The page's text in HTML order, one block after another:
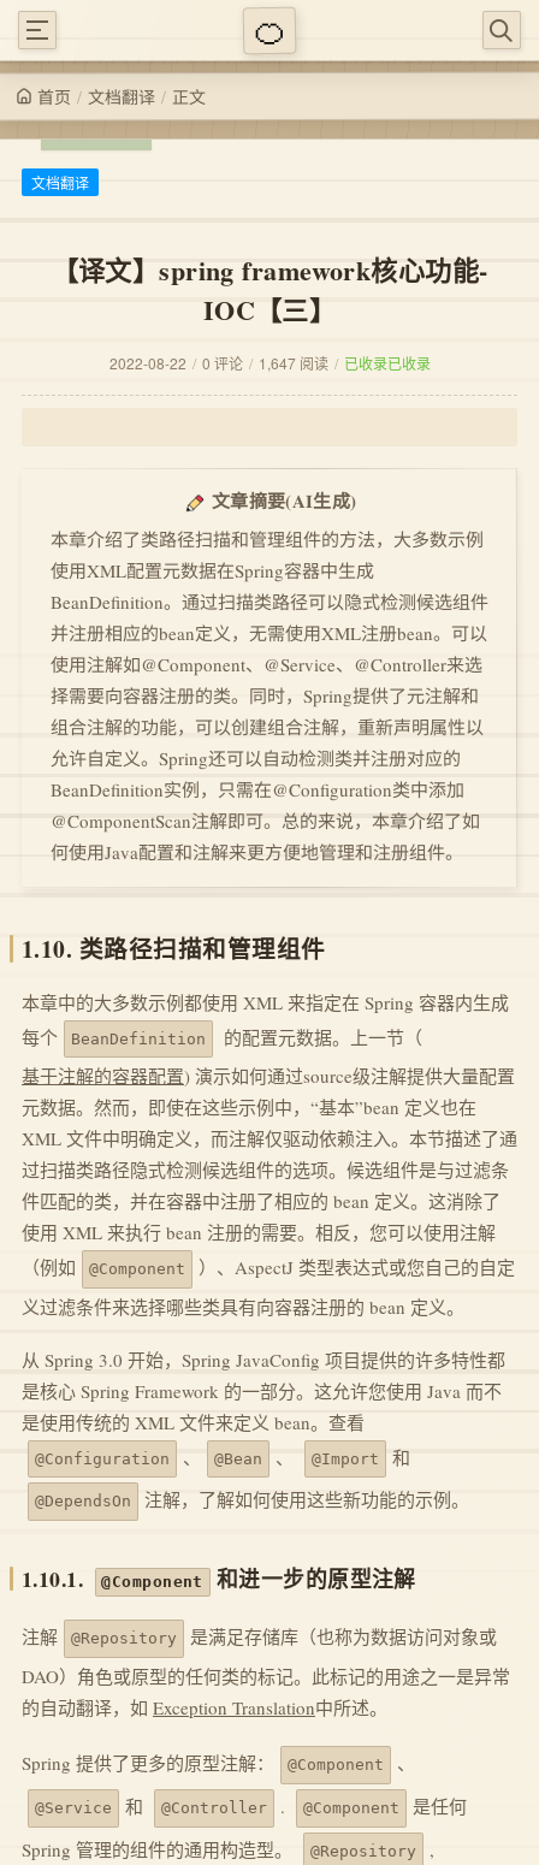
首页 / 文档翻译 / 正文
文档翻译
【译文】spring framework核心功能-
IOC【三】
2022-08-22 / 0 评论 / 1,647 阅读 / 已收录已收录
文章摘要(AI生成)
本章介绍了类路径扫描和管理组件的方法，大多数示例
使用XML配置元数据在Spring容器中生成
BeanDefinition。通过扫描类路径可以隐式检测候选组件
并注册相应的bean定义，无需使用XML注册bean。可以
使用注解如@Component、@Service、@Controller来选
择需要向容器注册的类。同时，Spring提供了元注解和
组合注解的功能，可以创建组合注解，重新声明属性以
允许自定义。Spring还可以自动检测类并注册对应的
BeanDefinition实例，只需在@Configuration类中添加
@ComponentScan注解即可。总的来说，本章介绍了如
何使用Java配置和注解来更方便地管理和注册组件。
1.10. 类路径扫描和管理组件
本章中的大多数示例都使用 XML 来指定在 Spring 容器内生成
每个
BeanDefinition
的配置元数据。上一节（
基于注解的容器配置) 演示如何通过source级注解提供大量配置
元数据。然而，即使在这些示例中，“基本”bean 定义也在
XML 文件中明确定义，而注解仅驱动依赖注入。本节描述了通
过扫描类路径隐式检测候选组件的选项。候选组件是与过滤条
件匹配的类，并在容器中注册了相应的 bean 定义。这消除了
使用 XML 来执行 bean 注册的需要。相反，您可以使用注解
（例如
@Component
）、AspectJ 类型表达式或您自己的自定
义过滤条件来选择哪些类具有向容器注册的 bean 定义。
从 Spring 3.0 开始，Spring JavaConfig 项目提供的许多特性都
是核心 Spring Framework 的一部分。这允许您使用 Java 而不
是使用传统的 XML 文件来定义 bean。查看
@Configuration 、 @Bean 、 @Import 和
@DependsOn 注解，了解如何使用这些新功能的示例。
1.10.1. @Component 和进一步的原型注解
注解 @Repository
是满足存储库（也称为数据访问对象或
DAO）角色或原型的任何类的标记。此标记的用途之一是异常
的自动翻译，如 Exception Translation中所述。
Spring 提供了更多的原型注解： @Component 、
@Service 和 @Controller . @Component
是任何
Spring 管理的组件的通用构造型。
@Repository ,